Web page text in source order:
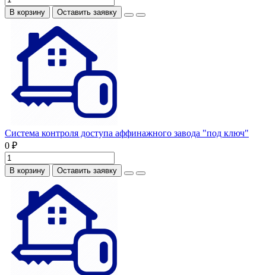
В корзину Оставить заявку
Система контроля доступа аффинажного завода "под ключ"
0 ₽
В корзину Оставить заявку